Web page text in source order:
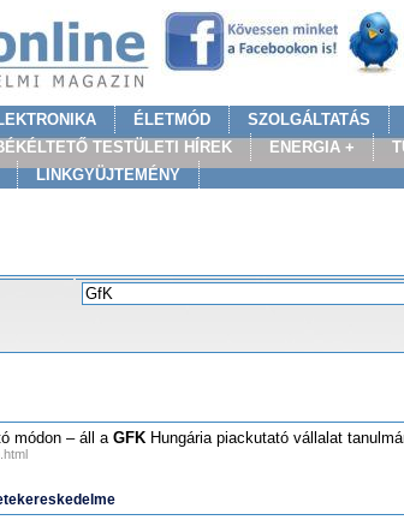
ÉLETMÓD SZOLGÁLTATÁS
TESTÜLETI HÍREK ENERGIA +
LINKGYÜJTEMÉNY
módon – áll a GFK Hungária piackutató vállalat